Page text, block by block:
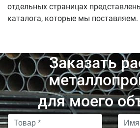
отдельных страницах
каталога, которые мы поставляем.
Заказать
для моего